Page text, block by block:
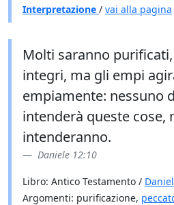
Interpretazione / vai alla pagina
Molti saranno
integri, ma gli empi
empiamente: nessuno
intenderà queste cose,
intenderanno.
Daniele 12:10
Libro: Antico Testamento /
Argomenti: purificazione,